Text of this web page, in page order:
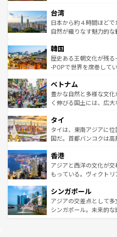
ならではの贅沢な旅のスタイルだ。 なお
情報はコンテンツ一覧を
れるおもてなしの心で訪
人々、おいしいローカ
ク、伝統的なフラダン
ワイを、存分に味わってほしい。 なお、新
はコンテンツ一覧を参照
リアリーフや大陸中央部
ク）、タスマニアの美
ど、見どころがたくさ
いる。アクティビティも
ビング、ハイキングな
い。オーストラリアの
参照してほしい。
台湾
日本から約４時間ほど
自然が織りなす魅力的
ン）、静ひつな山岳地帯
と山間の静けさが共存
驚きをもたらしてくれ
容にもいいと評判のスイ
が味わえる。 な
照してほしい。
韓国
歴史ある王朝文化が残
-POPで世界を席巻して
き、地方に足を延ばせば
できる。そして、キム
まで、さまざまな韓国
リティに包まれながら、
わって
覧を参照してほしい。
ベトナム
豊かな自然と多様な文
く伸びる国土には、広
急速な発展と共に伝統が
ーチミン市のフランス
醸し出している。また
とつ。フォーやバインミ
ひ現地で味わいたい。
が旅行者を迎えてくれ
参照してほしい。
タイ
タイは、東南アジアに
国だ。首都バンコクは
の活気が交差している。
帯で自然と触れ合い、
いビーチでリゾート気
激する。気候は一年中温
が待っている。親しみ
た文化、そして多様な
香港
アジアと西洋の文化が
もっている。ヴィクト
み、どこを訪れても感動
ており、効率よく見ど
うな絶景から文化的な
シンガポール
アジアの交差点として
シンガポール。未来的